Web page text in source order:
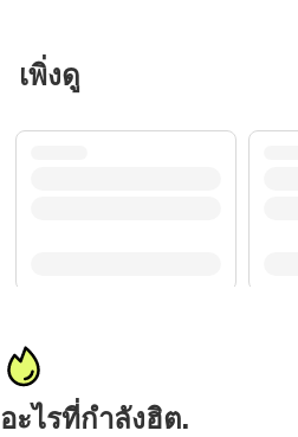
เพิ่งดู
อะไรที่กำลังฮิต.